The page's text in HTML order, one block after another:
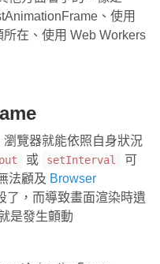
、使用
在、使用 Web Workers
瀏覽器就能依照自身狀況
或 setInterval
可
法顧及 Browser
了，而導致畫面渲染時遺
是發生顫動